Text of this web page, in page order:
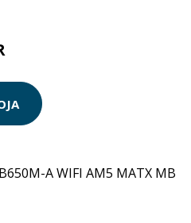
A WIFI AM5 MATX MB